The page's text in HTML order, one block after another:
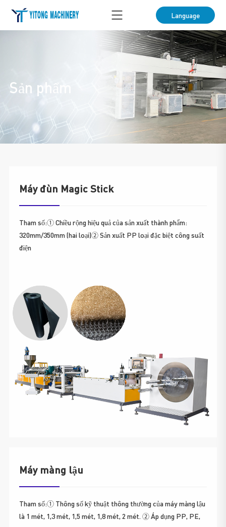
Language
Sản phẩm
Máy đùn Magic Stick
Tham số:① Chiều rộng hiệu quả của sản xuất thành phẩm:
320mm/350mm (hai loại)② Sản xuất PP loại đặc biệt công suất
điện
Máy màng lậu
Tham số:① Thông số kỹ thuật thông thường của máy màng lậu
là 1 mét, 1,3 mét, 1,5 mét, 1,8 mét, 2 mét. ② Áp dụng PP, PE,